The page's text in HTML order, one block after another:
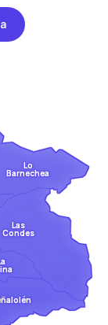
Las
Condes
Lo
Barnechea